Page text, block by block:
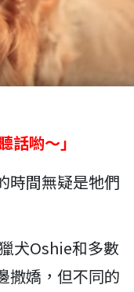
話喲～」
時間無疑是牠們
犬Oshie和多數
撒嬌，但不同的